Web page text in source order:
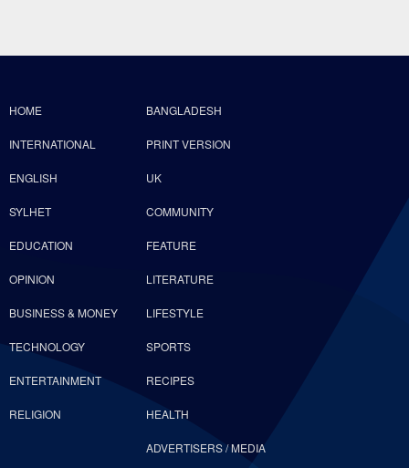
HOME BANGLADESH
INTERNATIONAL PRINT VERSION
ENGLISH UK
SYLHET COMMUNITY
EDUCATION FEATURE
OPINION LITERATURE
BUSINESS & MONEY LIFESTYLE
TECHNOLOGY SPORTS
ENTERTAINMENT RECIPES
RELIGION HEALTH
ADVERTISERS / MEDIA